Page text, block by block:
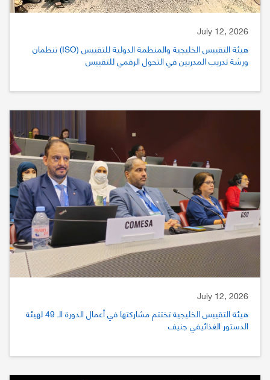
July 12, 2026
هيئة التقييس الخليجية والمنظمة الدولية للتقييس (ISO) تنظمان
ورشة تدريب المدربين في التحول الرقمي للتقييس
July 12, 2026
هيئة التقييس الخليجية تختتم مشاركتها في أعمال الدورة الـ 49 لهيئة
الدستور الغذائيفي جنيف